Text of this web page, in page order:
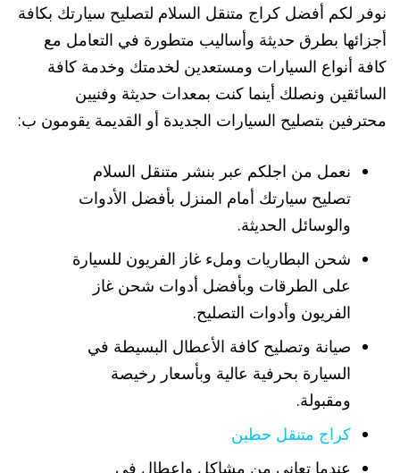
نوفر لكم أفضل كراج متنقل السلام لتصليح سيارتك بكافة
أجزائها بطرق حديثة وأساليب متطورة في التعامل مع
كافة أنواع السيارات ومستعدين لخدمتك وخدمة كافة
السائقين ونصلك أينما كنت بمعدات حديثة وفنيين
محترفين بتصليح السيارات الجديدة أو القديمة يقومون ب:
نعمل من اجلكم عبر بنشر متنقل السلام
تصليح سيارتك أمام المنزل بأفضل الأدوات
والوسائل الحديثة.
شحن البطاريات وملء غاز الفريون للسيارة
على الطرقات وبأفضل أدوات شحن غاز
الفريون وأدوات التصليح.
صيانة وتصليح كافة الأعطال البسيطة في
السيارة بحرفية عالية وبأسعار رخيصة
ومقبولة.
كراج متنقل حطين
عندما تعاني من مشاكل واعطال في